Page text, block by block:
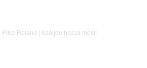
Pilcz Roland | Szóljon hozzá most!